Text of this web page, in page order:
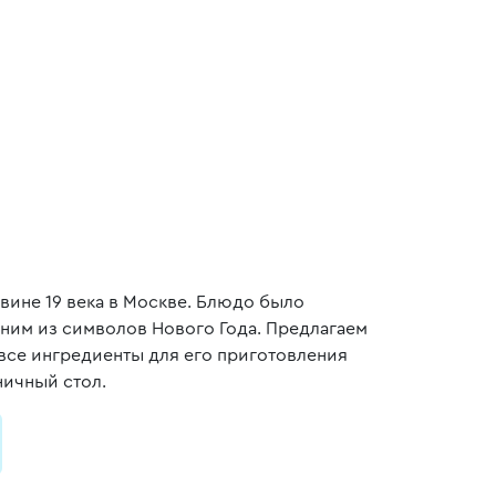
19 века в Москве. Блюдо было
из символов Нового Года. Предлагаем
ингредиенты для его приготовления
стол.